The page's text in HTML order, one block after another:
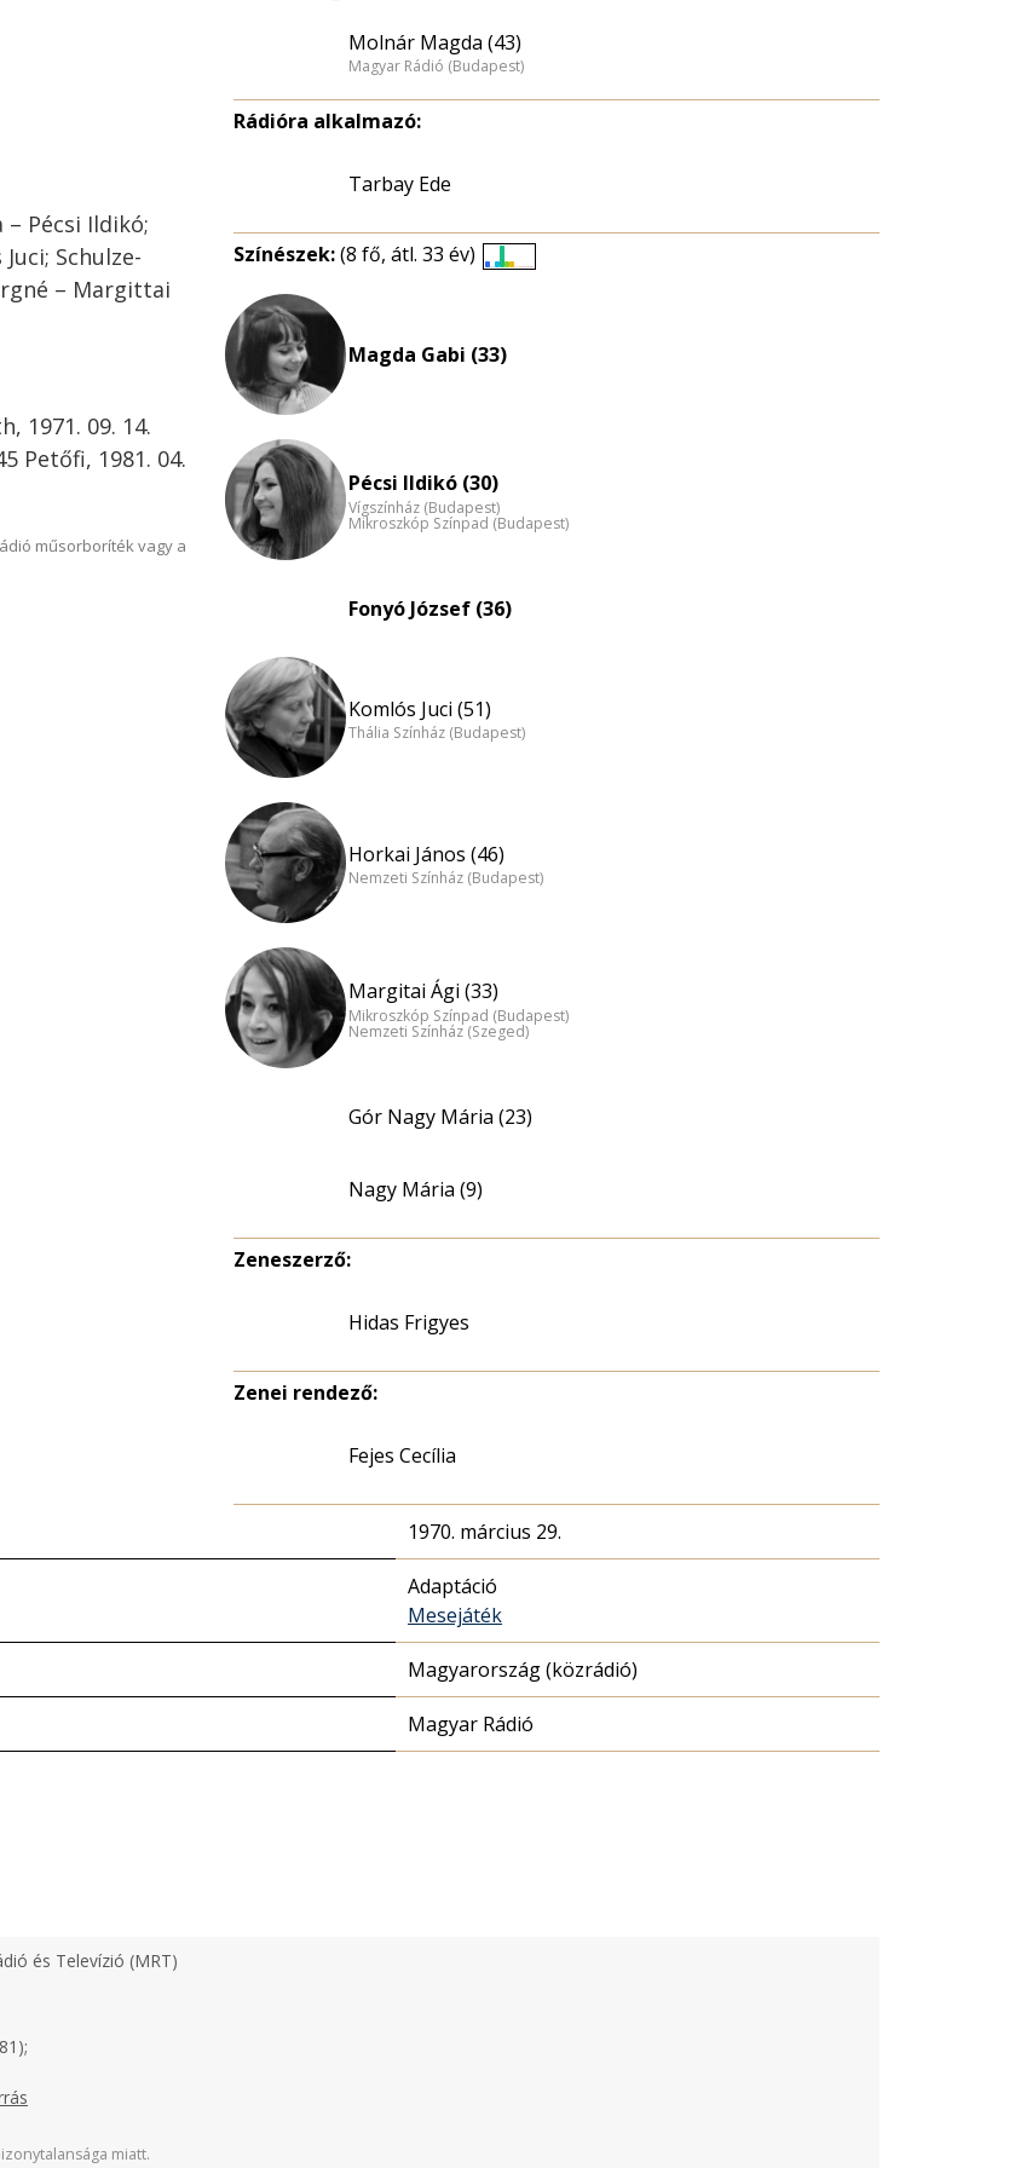
Pécsi Ildikó;
Schulze-
– Margittai
1971. 09. 14.
Petőfi, 1981. 04.
műsorboríték vagy a
Molnár Magda (43)
Magyar Rádió (Budapest)
Rádióra alkalmazó:
Tarbay Ede
Színészek:(8 fő, átl. 33 év)
Magda Gabi (33)
Pécsi Ildikó (30)
Vígszínház (Budapest)
Mikroszkóp Színpad (Budapest)
Fonyó József (36)
Komlós Juci (51)
Thália Színház (Budapest)
Horkai János (46)
Nemzeti Színház (Budapest)
Margitai Ági (33)
Mikroszkóp Színpad (Budapest)
Nemzeti Színház (Szeged)
Gór Nagy Mária (23)
Nagy Mária (9)
Zeneszerző:
Hidas Frigyes
Zenei rendező:
Fejes Cecília
1970. március 29.
Adaptáció
Mesejáték
Magyarország (közrádió)
Magyar Rádió
és Televízió (MRT)
miatt.